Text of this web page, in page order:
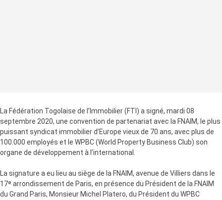
La Fédération Togolaise de l’Immobilier (FTI) a signé, mardi 08
septembre 2020, une convention de partenariat avec la FNAIM, le plus
puissant syndicat immobilier d’Europe vieux de 70 ans, avec plus de
100.000 employés et le WPBC (World Property Business Club) son
organe de développement à l’international.
La signature a eu lieu au siège de la FNAIM, avenue de Villiers dans le
17ᵉ arrondissement de Paris, en présence du Président de la FNAIM
du Grand Paris, Monsieur Michel Platero, du Président du WPBC